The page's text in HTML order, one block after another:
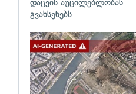
დაცვის აუცილებლობას
გვახსენებს